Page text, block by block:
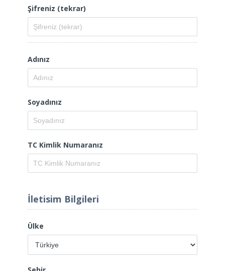
Şifreniz (tekrar)
Adınız
Soyadınız
TC Kimlik Numaranız
İletisim Bilgileri
Ülke